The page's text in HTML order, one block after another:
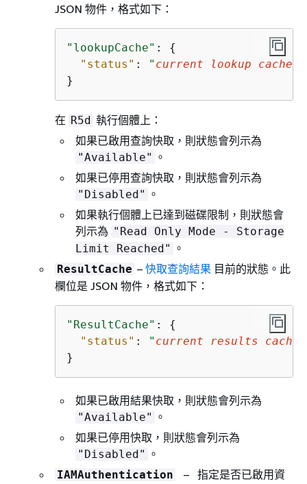
JSON 物件，格式如下：
"lookupCache" : {
"status" : " current lookup cache
}
在 R5d 執行個體上：
如果已啟用查詢快取，則狀態會列示為
"Available" 。
如果已停用查詢快取，則狀態會列示為
"Disabled" 。
如果執行個體上已達到磁碟限制，則狀態會
列示為 "Read Only Mode - Storage
Limit Reached" 。
ResultCache – 快取查詢結果 目前的狀態。此
欄位是 JSON 物件，格式如下：
"ResultCache" : {
"status" : " current results cache
}
如果已啟用結果快取，則狀態會列示為
"Available" 。
如果已停用快取，則狀態會列示為
"Disabled" 。
IAMAuthentication
– 指定是否已啟用資